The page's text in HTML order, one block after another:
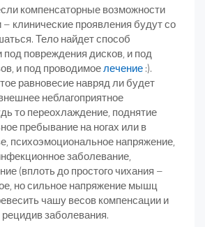
компенсаторные возможности
– клинические проявления будут со
Тело найдет способ
под повреждения дисков, и под
и под проводимоелечение:).
равновесие навряд ли будет
неблагоприятное
то переохлаждение, поднятие
пребывание на ногах или в
психоэмоциональное напряжение,
заболевание,
(вплоть до простого чихания –
но сильное напряжение мышц
чашу весов компенсации и
заболевания.